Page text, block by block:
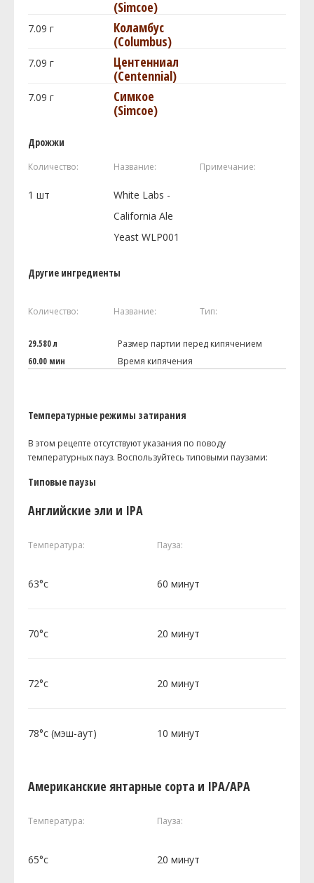
(Simcoe)
7.09 г
Коламбус
(Columbus)
7.09 г
Центенниал
(Centennial)
7.09 г
Симкое
(Simcoe)
Дрожжи
Количество: Название: Примечание:
1 шт
White Labs -
California Ale
Yeast WLP001
Другие ингредиенты
Количество: Название: Тип:
29.580 л
Размер партии перед кипячением
60.00 мин
Время кипячения
Температурные режимы затирания
В этом рецепте отсутствуют указания по поводу
температурных пауз. Воспользуйтесь типовыми паузами:
Типовые паузы
Английские эли и IPA
Температура: Пауза:
63°c 60 минут
70°c 20 минут
72°c 20 минут
78°c (мэш-аут) 10 минут
Американские янтарные сорта и IPA/APA
Температура: Пауза:
65°c 20 минут